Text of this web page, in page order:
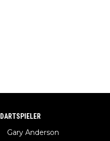
DARTSPIELER
Gary Anderson